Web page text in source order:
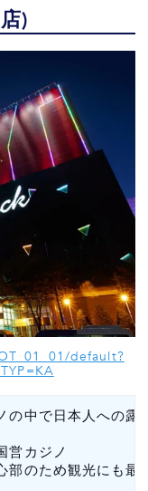
)
default?
の中で日本人への露
営カジノ
部のため観光にも最